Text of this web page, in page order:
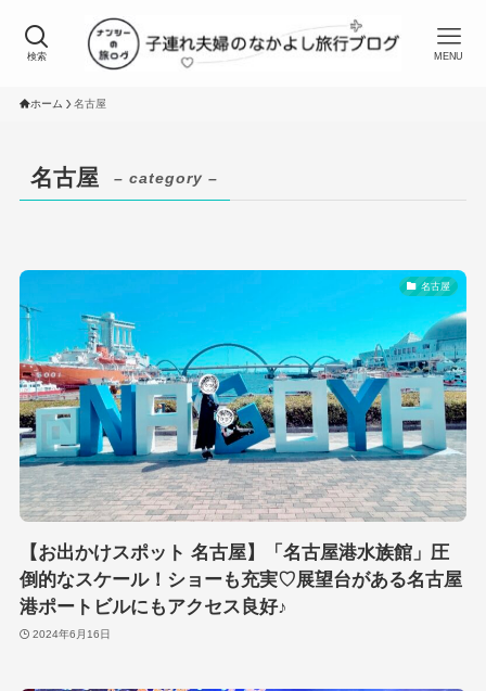
検索 MENU
ホーム 名古屋
名古屋 – category –
名古屋
【お出かけスポット 名古屋】「名古屋港水族館」圧
倒的なスケール！ショーも充実♡展望台がある名古屋
港ポートビルにもアクセス良好♪
2024年6月16日